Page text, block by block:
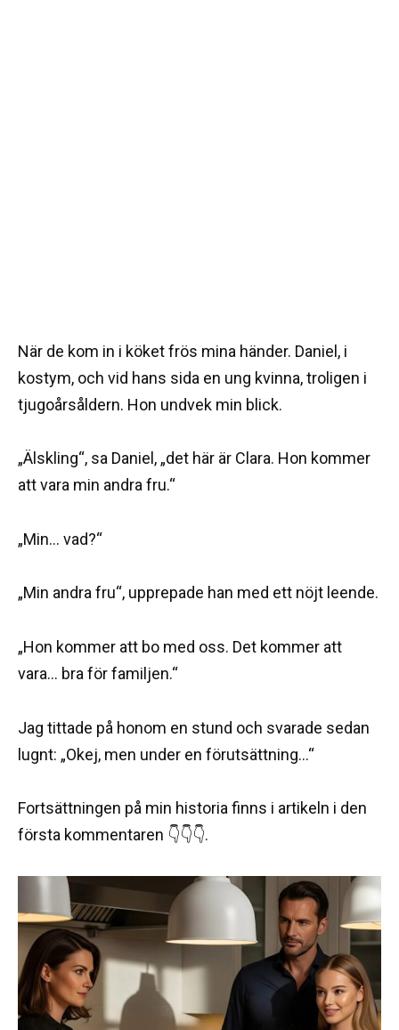
När de kom in i köket frös mina händer. Daniel, i
kostym, och vid hans sida en ung kvinna, troligen i
tjugoårsåldern. Hon undvek min blick.
„Älskling“, sa Daniel, „det här är Clara. Hon kommer
att vara min andra fru.“
„Min… vad?“
„Min andra fru“, upprepade han med ett nöjt leende.
„Hon kommer att bo med oss. Det kommer att
vara… bra för familjen.“
Jag tittade på honom en stund och svarade sedan
lugnt: „Okej, men under en förutsättning…“
Fortsättningen på min historia finns i artikeln i den
första kommentaren 👇👇👇.